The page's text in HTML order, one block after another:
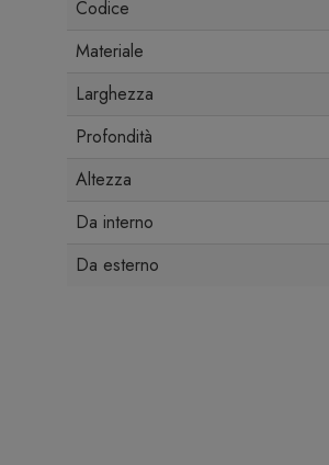
Codice
Materiale
Larghezza
Profondità
Altezza
Da interno
Da esterno